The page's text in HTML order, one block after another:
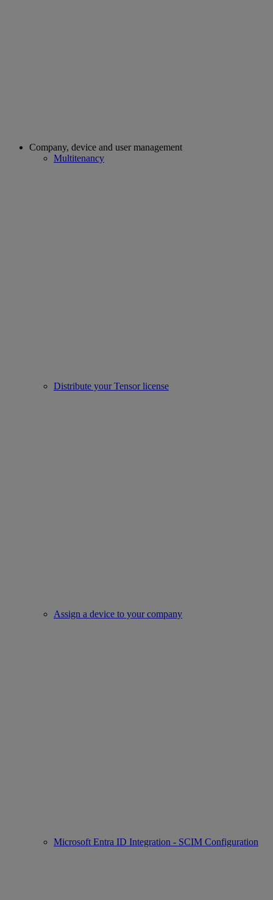
Company, device and user management
Multitenancy
Distribute your Tensor license
Assign a device to your company
Microsoft Entra ID Integration - SCIM Configuration